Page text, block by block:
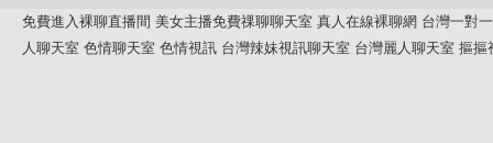
免費進入裸聊直播間 美女主播免費祼聊聊天室 真人在線裸聊網 台灣一對
人聊天室 色情聊天室 色情視訊 台灣辣妹視訊聊天室 台灣麗人聊天室 摳摳